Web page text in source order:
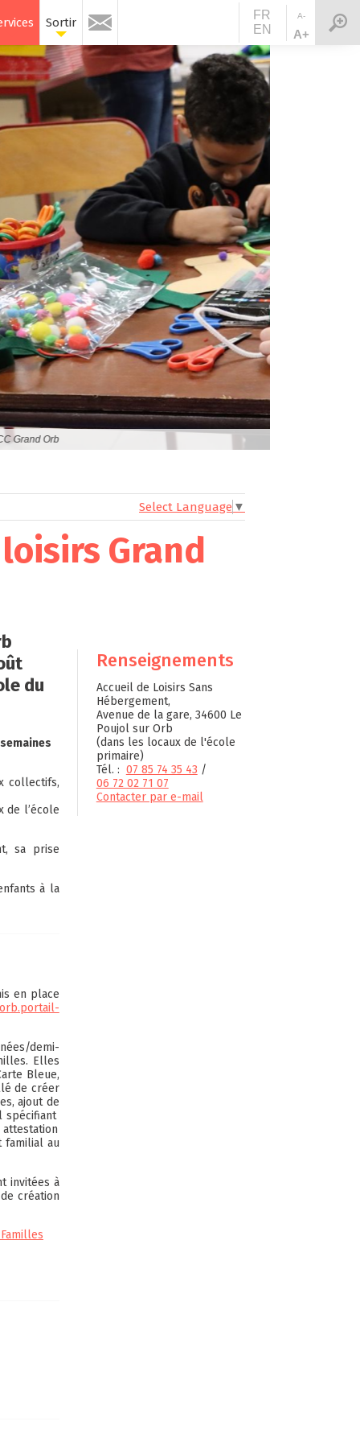
Select Language ▼
Grand
du
collectifs,
de l’école
sa prise
à la
en place
demi-
Elles
Bleue,
de créer
ajout de
spécifiant
familial au
invitées à
création
Renseignements
Accueil de Loisirs Sans
Hébergement,
Avenue de la gare, 34600 Le
Poujol sur Orb
(dans les locaux de l'école
primaire)
Tél. : 07 85 74 35 43 /
06 72 02 71 07
Contacter par e-mail
Sortir
FR
EN
A-
A+